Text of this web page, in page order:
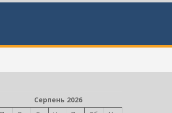
Серпень 2026